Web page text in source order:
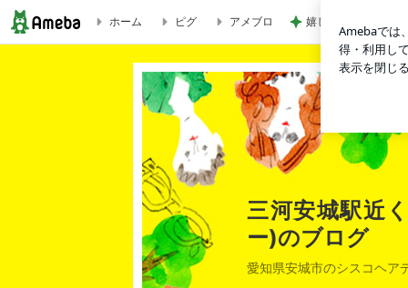
今年も森道行って来ました！ | 三河安城駅近くの美容室
ホーム ピグ アメブロ 嬉しかった沢山の
三河安城駅近
ー)のブログ
愛知県安城市のシスコヘア